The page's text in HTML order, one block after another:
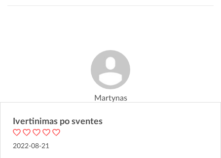
Martynas
Ivertinimas po sventes
2022-08-21